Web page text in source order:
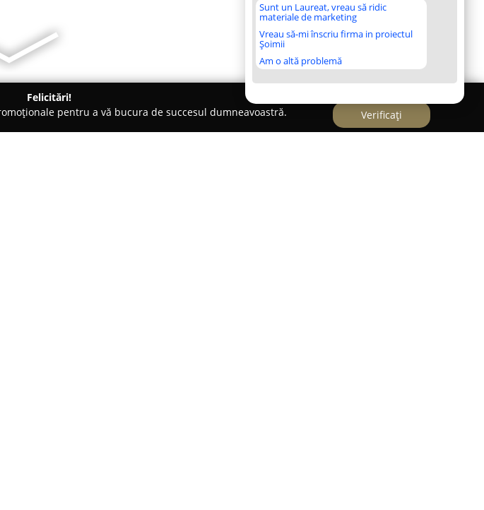
Sunt un Laureat, vreau să ridic
materiale de marketing
Vreau să-mi înscriu firma in proiectul
Șoimii
Am o altă problemă
Felicitări!
pentru a vă bucura de succesul dumneavoastră.
Verificați